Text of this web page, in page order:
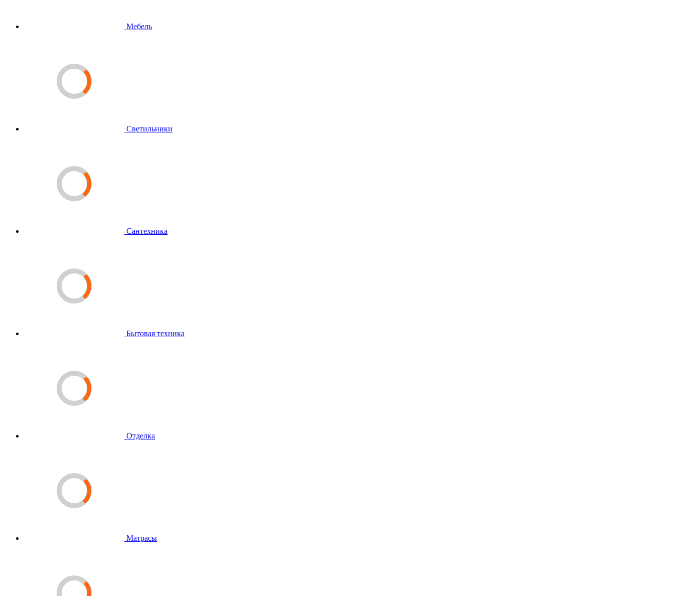
Мебель
Светильники
Сантехника
Бытовая техника
Отделка
Матрасы